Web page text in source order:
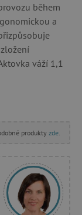
během
a
váží 1,1
produkty zde